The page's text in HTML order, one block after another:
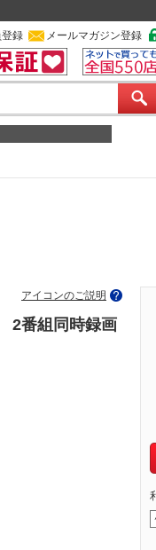
録 メールマガジン登録
アイコンのご説明
2番組同時録画